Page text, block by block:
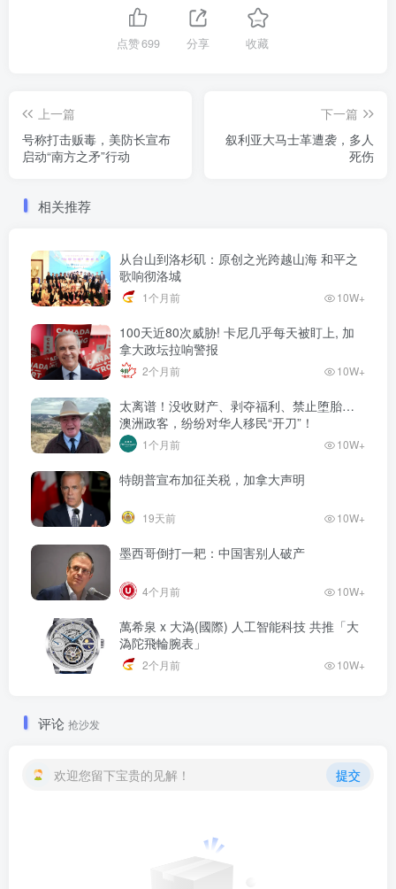
点赞699 分享 收藏
上一篇
号称打击贩毒，美防长宣布
启动“南方之矛”行动
下一篇
叙利亚大马士革遭袭，多人
死伤
相关推荐
从台山到洛杉矶：原创之光跨越山海 和平之
歌响彻洛城
1个月前 10W+
100天近80次威胁! 卡尼几乎每天被盯上, 加
拿大政坛拉响警报
2个月前 10W+
太离谱！没收财产、剥夺福利、禁止堕胎…
澳洲政客，纷纷对华人移民“开刀”！
1个月前 10W+
特朗普宣布加征关税，加拿大声明
19天前 10W+
墨西哥倒打一耙：中国害别人破产
4个月前 10W+
萬希泉 x 大溈(國際) 人工智能科技 共推「大
溈陀飛輪腕表」
2个月前 10W+
评论 抢沙发
欢迎您留下宝贵的见解！ 提交